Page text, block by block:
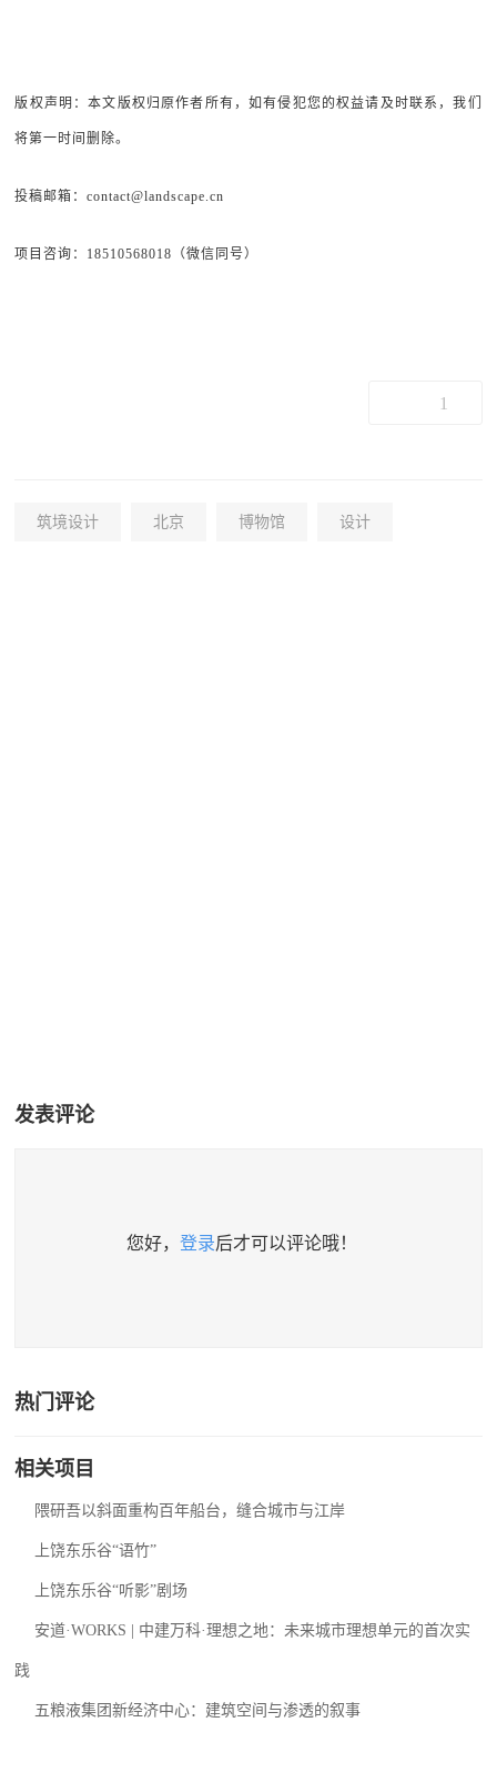
版权声明：本文版权归原作者所有，如有侵犯您的权益请及时联系，我们
将第一时间删除。
投稿邮箱：contact@landscape.cn
项目咨询：18510568018（微信同号）
1
筑境设计 北京 博物馆 设计
发表评论
您好， 登录后才可以评论哦！
热门评论
相关项目
隈研吾以斜面重构百年船台，缝合城市与江岸
上饶东乐谷“语竹”
上饶东乐谷“听影”剧场
安道·WORKS | 中建万科·理想之地：未来城市理想单元的首次实
践
五粮液集团新经济中心：建筑空间与渗透的叙事